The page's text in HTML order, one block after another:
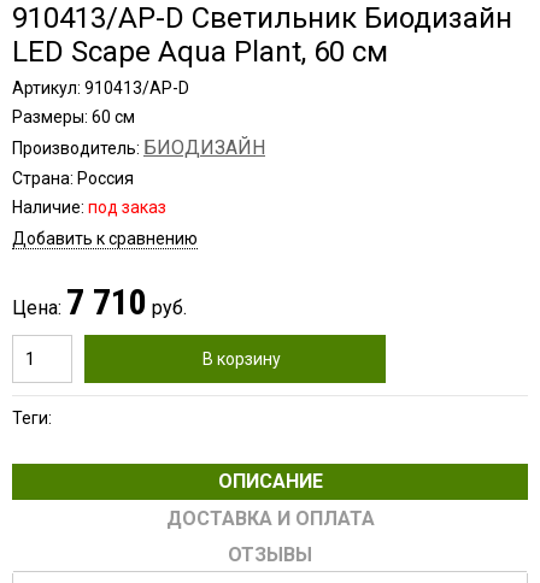
910413/AP-D Светильник Биодизайн
LED Scape Aqua Plant, 60 см
Артикул: 910413/AP-D
Размеры: 60 см
Производитель: БИОДИЗАЙН
Страна: Россия
Наличие: под заказ
Добавить к сравнению
Цена: 7 710 руб.
В корзину
Теги:
ОПИСАНИЕ
ДОСТАВКА И ОПЛАТА
ОТЗЫВЫ